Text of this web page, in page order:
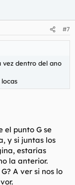
#7
vez dentro del ano
el punto G se
y si juntas los
estarías
la anterior.
A ver si nos lo